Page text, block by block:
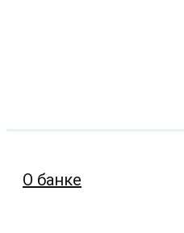
О банке